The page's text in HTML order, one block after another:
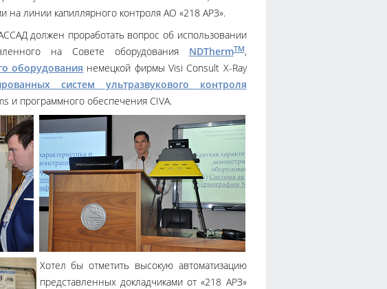
на линии капиллярного контроля АО «218 АРЗ».
должен проработать вопрос об использовании
на Совете оборудования NDThermTM,
оборудования немецкой фирмы Visi Consult X-Ray
систем ультразвукового контроля
и программного обеспечения CIVA.
Хотел бы отметить высокую автоматизацию
представленных докладчиками от «218 АРЗ»